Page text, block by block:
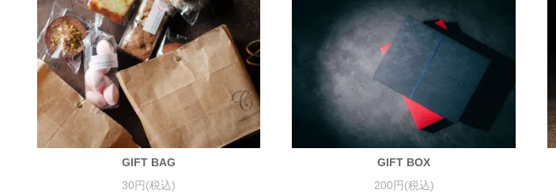
GIFT BAG
30円(税込)
GIFT BOX
200円(税込)